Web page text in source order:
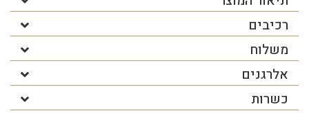
רכיבים
משלוח
אלרגנים
כשרות